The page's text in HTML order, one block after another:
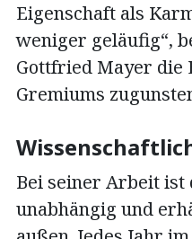
Eigenschaft als
weniger geläufig“,
Gottfried Mayer die
Gremiums
Bei seiner Arbeit
unabhängig und